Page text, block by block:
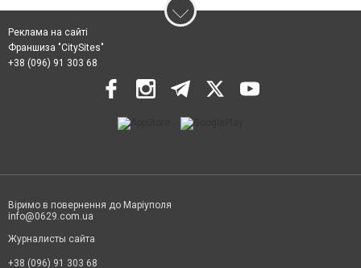
Реклама на сайті
Франшиза "CitySites"
+38 (096) 91 303 68
Віримо в повернення до Маріуполя
info@0629.com.ua
Журналисты сайта
+38 (096) 91 303 68